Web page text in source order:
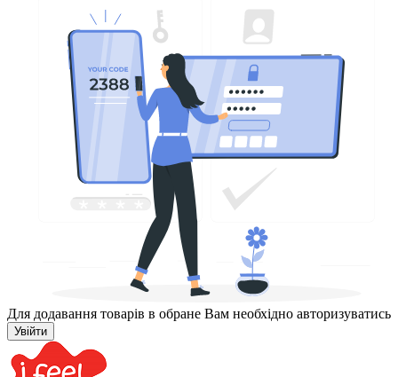
Для додавання товарів в обране Вам необхідно авторизуватись
Увійти